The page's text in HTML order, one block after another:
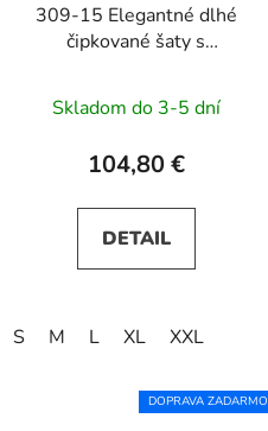
309-15 Elegantné dlhé
čipkované šaty s
svetlomodré
Skladom do 3-5 dní
104,80 €
DETAIL
S M L XL XXL
DOPRAVA ZADARMO